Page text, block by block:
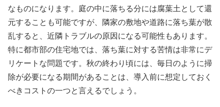
なものになります。庭の中に落ちる分には腐葉土として還
元することも可能ですが、隣家の敷地や道路に落ち葉が散
乱すると、近隣トラブルの原因になる可能性もあります。
特に都市部の住宅地では、落ち葉に対する苦情は非常にデ
リケートな問題です。秋の終わり頃には、毎日のように掃
除が必要になる期間があることは、導入前に想定しておく
べきコストの一つと言えるでしょう。